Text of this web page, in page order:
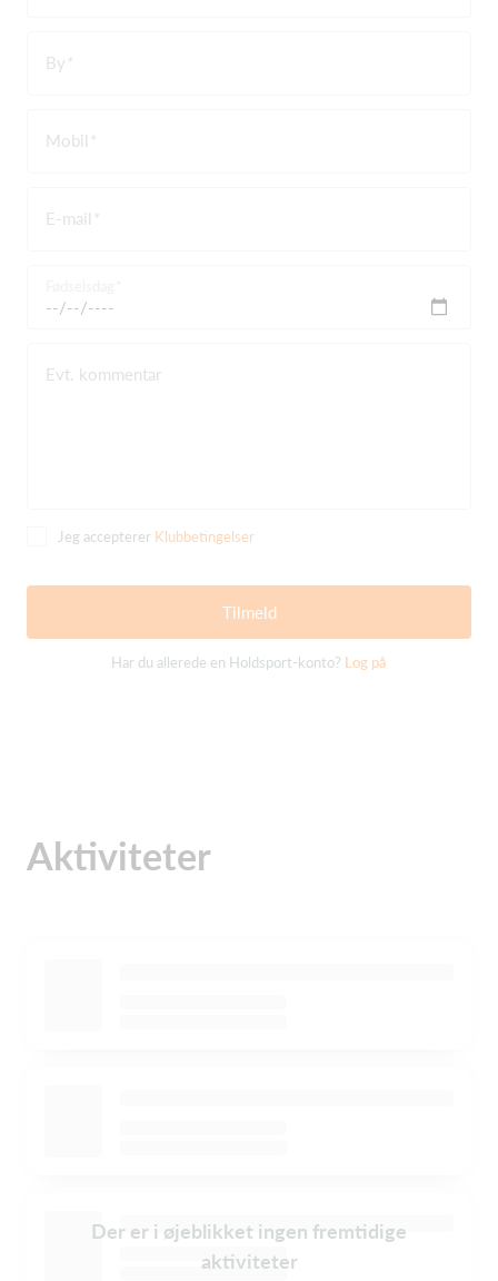
By
Mobil
E-mail
Evt. kommentar
Jeg accepterer Klubbetingelser
Tilmeld
Har du allerede en Holdsport-konto? Log på
Aktiviteter
Der er i øjeblikket ingen fremtidige
aktiviteter